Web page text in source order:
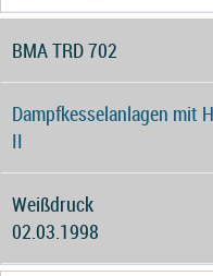
BMA TRD 702
Dampfkesselanlagen mit
II
Weißdruck
02.03.1998